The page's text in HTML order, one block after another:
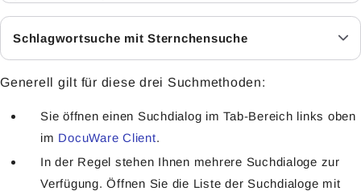
Schlagwortsuche mit Sternchensuche
Generell gilt für diese drei Suchmethoden:
Sie öffnen einen Suchdialog im Tab-Bereich links oben
im DocuWare Client.
In der Regel stehen Ihnen mehrere Suchdialoge zur
Verfügung. Öffnen Sie die Liste der Suchdialoge mit